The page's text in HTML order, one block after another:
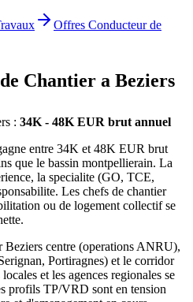
Offres Conducteur de
Chantier a Beziers
: 34K - 48K EUR brut annuel
entre 34K et 48K EUR brut
que le bassin montpellierain. La
la specialite (GO, TCE,
Les chefs de chantier
ou de logement collectif se
Beziers centre (operations ANRU),
Portiragnes) et le corridor
et les agences regionales se
profils TP/VRD sont en tension